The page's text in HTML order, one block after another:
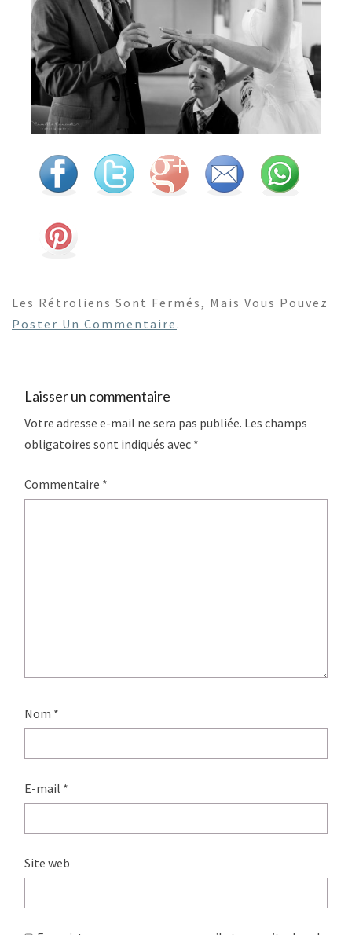
Les Rétroliens Sont Fermés, Mais Vous Pouvez
Poster Un Commentaire .
Laisser un commentaire
Votre adresse e-mail ne sera pas publiée. Les champs
obligatoires sont indiqués avec *
Commentaire *
Nom *
E-mail *
Site web